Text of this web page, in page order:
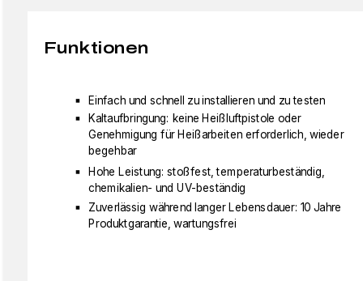
Funktionen
Einfach und schnell zu installieren und zu testen
Kaltaufbringung: keine Heißluftpistole oder
Genehmigung für Heißarbeiten erforderlich, wieder
begehbar
Hohe Leistung: stoßfest, temperaturbeständig,
chemikalien- und UV-beständig
Zuverlässig während langer Lebensdauer: 10 Jahre
Produktgarantie, wartungsfrei